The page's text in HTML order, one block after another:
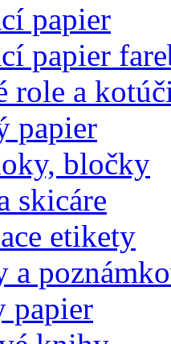
papier
papier
role a
papier
bločky
skicáre
etikety
a
papier